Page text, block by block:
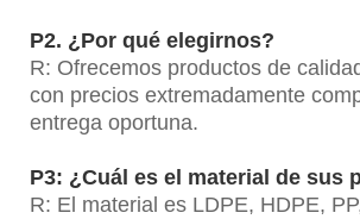
P2. ¿Por qué elegirnos?
R: Ofrecemos productos de
con precios extremadamente
entrega oportuna.
P3: ¿Cuál es el material de sus
R: El material es LDPE, HDPE,